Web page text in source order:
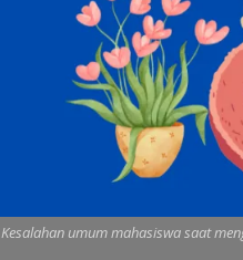
Kesalahan umum mahasiswa saat